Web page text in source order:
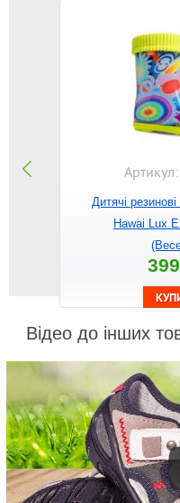
Дитячі
Hawai Lux
399
Відео до інших